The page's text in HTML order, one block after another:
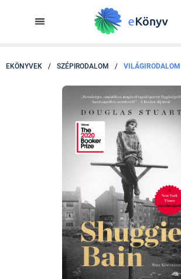
EKÖNYVEK / SZÉPIRODALOM / VILÁGIRODALOM